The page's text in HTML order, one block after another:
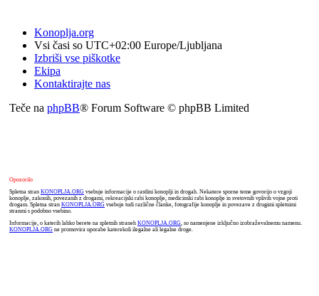
Konoplja.org
Vsi časi so UTC+02:00 Europe/Ljubljana
Izbriši vse piškotke
Ekipa
Kontaktirajte nas
Teče na phpBB® Forum Software © phpBB Limited
Opozorilo
Spletna stran KONOPLJA.ORG vsebuje informacije o rastlini konoplji in drogah. Nekatere sporne teme govorijo o vzgoji
konoplje, zakonih, povezanih z drogami, rekreacijski rabi konoplje, medicinski rabi konoplje in svetovnih vplivih vojne proti
drogam. Spletna stran KONOPLJA.ORG vsebuje tudi različne članke, fotografije konoplje in povezave z drugimi spletnimi
stranmi s podobno vsebino.
Informacije, o katerih lahko berete na spletnih straneh KONOPLJA.ORG, so namenjene izključno izobraževalnemu namenu.
KONOPLJA.ORG ne promovira uporabe katerekoli ilegalne ali legalne droge.